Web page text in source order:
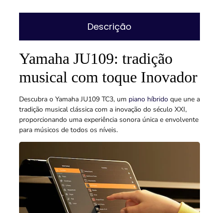
Descrição
Yamaha JU109: tradição
musical com toque Inovador
Descubra o Yamaha JU109 TC3, um piano híbrido que une a
tradição musical clássica com a inovação do século XXI,
proporcionando uma experiência sonora única e envolvente
para músicos de todos os níveis.